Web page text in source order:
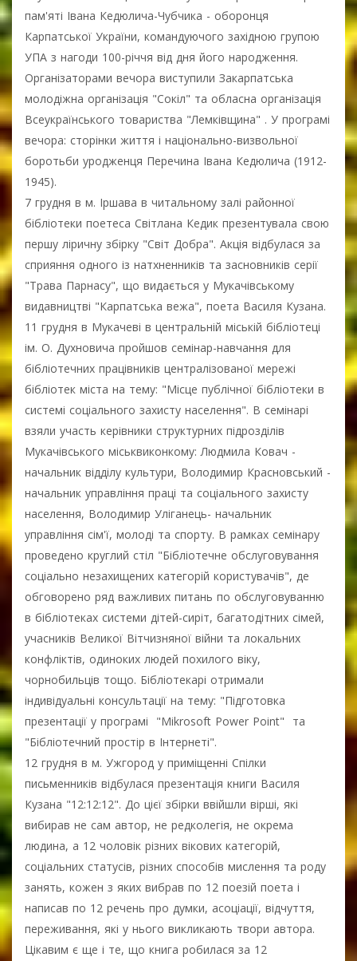
пам'яті Івана Кедюлича-Чубчика - оборонця
Карпатської України, командуючого західною групою
УПА з нагоди 100-річчя від дня його народження.
Організаторами вечора виступили Закарпатська
молодіжна організація "Сокіл" та обласна організація
Всеукраїнського товариства "Лемківщина" . У програмі
вечора: сторінки життя і національно-визвольної
боротьби уродженця Перечина Івана Кедюлича (1912-
1945).
7 грудня в м. Іршава в читальному залі районної
бібліотеки поетеса Світлана Кедик презентувала свою
першу ліричну збірку "Світ Добра". Акція відбулася за
сприяння одного із натхненників та засновників серії
"Трава Парнасу", що видається у Мукачівському
видавництві "Карпатська вежа", поета Василя Кузана.
11 грудня в Мукачеві в центральній міській бібліотеці
ім. О. Духновича пройшов семінар-навчання для
бібліотечних працівників централізованої мережі
бібліотек міста на тему: "Місце публічної бібліотеки в
системі соціального захисту населення". В семінарі
взяли участь керівники структурних підрозділів
Мукачівського міськвиконкому: Людмила Ковач -
начальник відділу культури, Володимир Красновський -
начальник управління праці та соціального захисту
населення, Володимир Уліганець- начальник
управління сім'ї, молоді та спорту. В рамках семінару
проведено круглий стіл "Бібліотечне обслуговування
соціально незахищених категорій користувачів", де
обговорено ряд важливих питань по обслуговуванню
в бібліотеках системи дітей-сиріт, багатодітних сімей,
учасників Великої Вітчизняної війни та локальних
конфліктів, одиноких людей похилого віку,
чорнобильців тощо. Бібліотекарі отримали
індивідуальні консультації на тему: "Підготовка
презентації у програмі "Мikrosoft Power Point" та
"Бібліотечний простір в Інтернеті".
12 грудня в м. Ужгород у приміщенні Спілки
письменників відбулася презентація книги Василя
Кузана "12:12:12". До цієї збірки ввійшли вірші, які
вибирав не сам автор, не редколегія, не окрема
людина, а 12 чоловік різних вікових категорій,
соціальних статусів, різних способів мислення та роду
занять, кожен з яких вибрав по 12 поезій поета і
написав по 12 речень про думки, асоціації, відчуття,
переживання, які у нього викликають твори автора.
Цікавим є ще і те, що книга робилася за 12